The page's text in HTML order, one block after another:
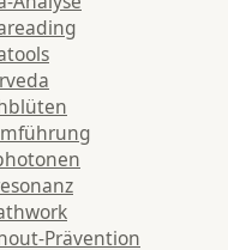
Prävention